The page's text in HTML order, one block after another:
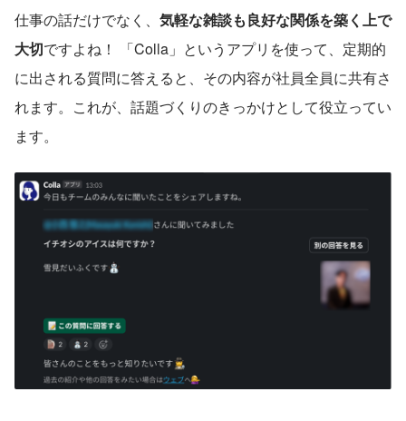
仕事の話だけでなく、 気軽な雑談も良好な関係を築く上で
大切ですよね！ 「Colla」というアプリを使って、定期的
に出される質問に答えると、その内容が社員全員に共有さ
れます。これが、話題づくりのきっかけとして役立ってい
ます。